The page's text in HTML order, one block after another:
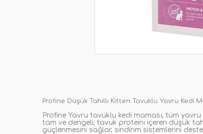
Profine Düşük Tahıllı Kitten Tavuklu Yavru Kedi
Profine Yavru tavuklu kedi maması, tüm yavru
tam ve dengeli, tavuk proteini içeren düşük
güçlenmesini sağlar, sindirim sistemlerini